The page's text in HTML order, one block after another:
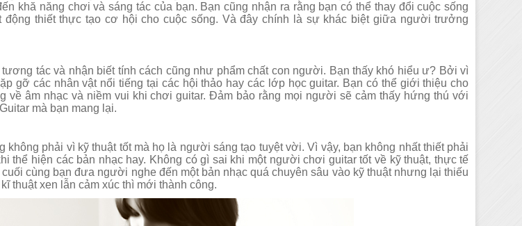
khă năng chơi và sáng tác của bạn. Bạn cũng nhận ra rằng bạn có thể thay đổi cuộc sống
động thiết thực tạo cơ hội cho cuộc sống. Và đây chính là sự khác biệt giữa người trưởng
tác và nhận biết tính cách cũng như phẩm chất con người. Bạn thấy khó hiểu ư? Bởi vì
gỡ các nhân vật nổi tiếng tại các hội thảo hay các lớp học guitar. Bạn có thể giới thiệu cho
về âm nhạc và niềm vui khi chơi guitar. Đảm bảo rằng mọi người sẽ cảm thấy hứng thú với
mà bạn mang lại.
phải vì kỹ thuật tốt mà họ là người sáng tạo tuyệt vời. Vì vậy, bạn không nhất thiết phải
thể hiện các bản nhạc hay. Không có gì sai khi một người chơi guitar tốt về kỹ thuật, thực tế
cùng bạn đưa người nghe đến một bản nhạc quá chuyên sâu vào kỹ thuật nhưng lại thiếu
thuật xen lẫn cảm xúc thì mới thành công.